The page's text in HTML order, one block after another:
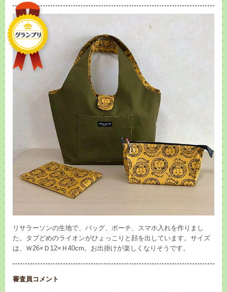
リサラーソンの生地で、バッグ、ポーチ、スマホ入れを作りまし
た。タブどめのライオンがひょっこりと顔を出しています。サイズ
は、Ｗ26×Ｄ12×Ｈ40cm。お出掛けが楽しくなりそうです。
審査員コメント